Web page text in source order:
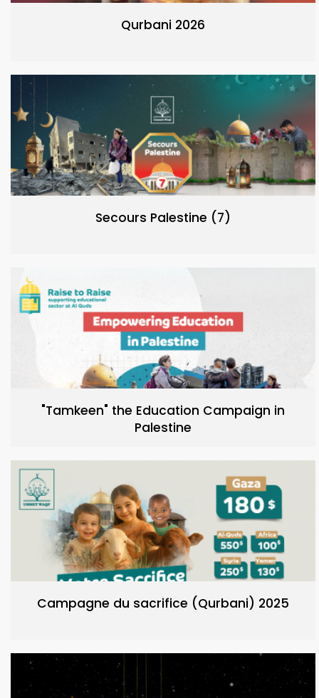
Qurbani 2026
Secours Palestine (7)
"Tamkeen" the Education Campaign in
Palestine
Campagne du sacrifice (Qurbani) 2025